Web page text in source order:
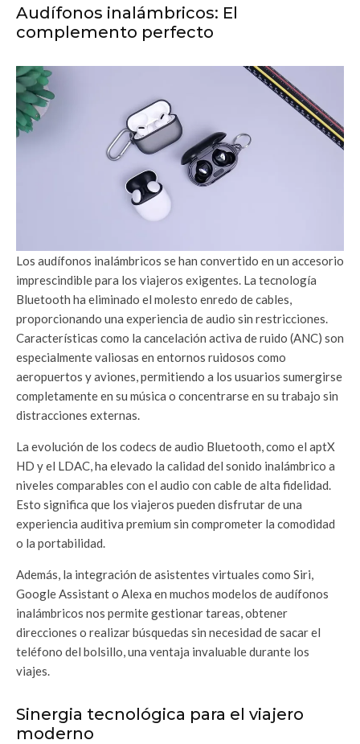
Audífonos inalámbricos: El
complemento perfecto
Los audífonos inalámbricos se han convertido en un accesorio
imprescindible para los viajeros exigentes. La tecnología
Bluetooth ha eliminado el molesto enredo de cables,
proporcionando una experiencia de audio sin restricciones.
Características como la cancelación activa de ruido (ANC) son
especialmente valiosas en entornos ruidosos como
aeropuertos y aviones, permitiendo a los usuarios sumergirse
completamente en su música o concentrarse en su trabajo sin
distracciones externas.
La evolución de los codecs de audio Bluetooth, como el aptX
HD y el LDAC, ha elevado la calidad del sonido inalámbrico a
niveles comparables con el audio con cable de alta fidelidad.
Esto significa que los viajeros pueden disfrutar de una
experiencia auditiva premium sin comprometer la comodidad
o la portabilidad.
Además, la integración de asistentes virtuales como Siri,
Google Assistant o Alexa en muchos modelos de audífonos
inalámbricos nos permite gestionar tareas, obtener
direcciones o realizar búsquedas sin necesidad de sacar el
teléfono del bolsillo, una ventaja invaluable durante los
viajes.
Sinergia tecnológica para el viajero
moderno